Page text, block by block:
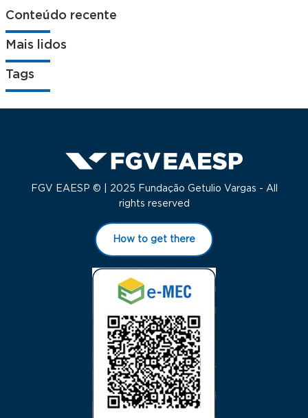
Conteúdo recente
Mais lidos
Tags
FGV EAESP © | 2025 Fundação Getulio Vargas - All
rights reserved
How to get there